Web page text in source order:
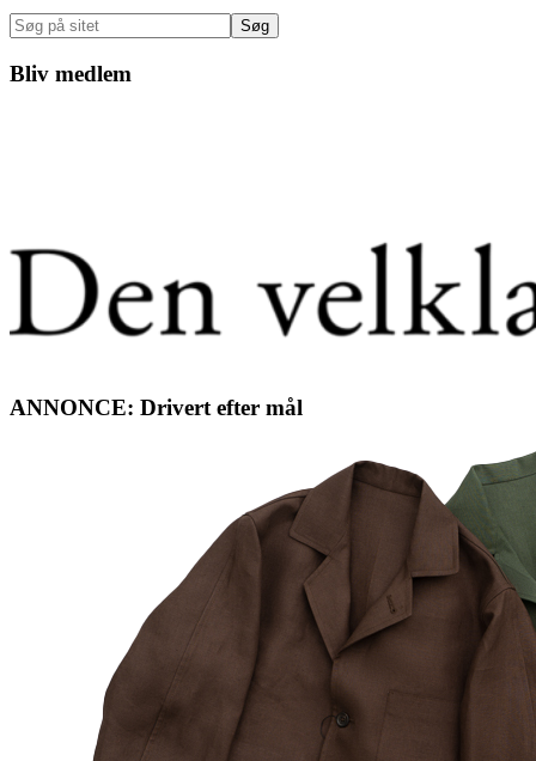
Sidebar
Søg
på
sitet
Bliv medlem
ANNONCE: Drivert efter mål